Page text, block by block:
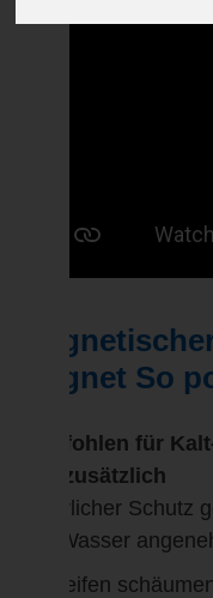
Magnet So
Empfohlen für
und zusätzlich
Natürlicher Schutz
das Wasser
Seifen